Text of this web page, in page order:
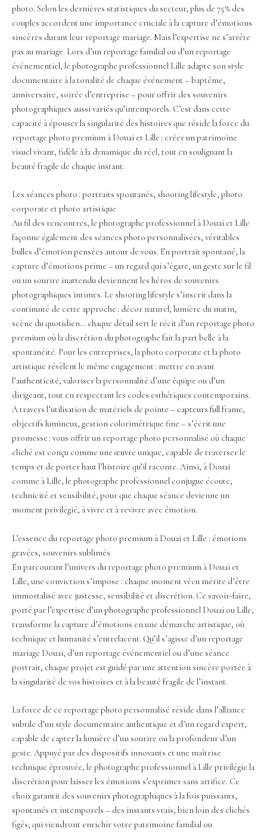
photo. Selon les dernières statistiques du secteur, plus de 75 % des
couples accordent une importance cruciale à la capture d’émotions
sincères durant leur reportage mariage. Mais l’expertise ne s’arrête
pas au mariage. Lors d’un reportage familial ou d’un reportage
événementiel, le photographe professionnel Lille adapte son style
documentaire à la tonalité de chaque événement – baptême,
anniversaire, soirée d’entreprise – pour offrir des souvenirs
photographiques aussi variés qu’intemporels. C’est dans cette
capacité à épouser la singularité des histoires que réside la force du
reportage photo premium à Douai et Lille : créer un patrimoine
visuel vivant, fidèle à la dynamique du réel, tout en soulignant la
beauté fragile de chaque instant.
Les séances photo : portraits spontanés, shooting lifestyle, photo
corporate et photo artistique
Au fil des rencontres, le photographe professionnel à Douai et Lille
façonne également des séances photo personnalisées, véritables
bulles d’émotion pensées autour de vous. En portrait spontané, la
capture d’émotions prime – un regard qui s’égare, un geste sur le fil
ou un sourire inattendu deviennent les héros de souvenirs
photographiques intimes. Le shooting lifestyle s’inscrit dans la
continuité de cette approche : décor naturel, lumière du matin,
scène du quotidien… chaque détail sert le récit d’un reportage photo
premium où la discrétion du photographe fait la part belle à la
spontanéité. Pour les entreprises, la photo corporate et la photo
artistique révèlent le même engagement : mettre en avant
l’authenticité, valoriser la personnalité d’une équipe ou d’un
dirigeant, tout en respectant les codes esthétiques contemporains.
À travers l’utilisation de matériels de pointe – capteurs full frame,
objectifs lumineux, gestion colorimétrique fine – s’écrit une
promesse : vous offrir un reportage photo personnalisé où chaque
cliché est conçu comme une œuvre unique, capable de traverser le
temps et de porter haut l’histoire qu’il raconte. Ainsi, à Douai
comme à Lille, le photographe professionnel conjugue écoute,
technicité et sensibilité, pour que chaque séance devienne un
moment privilégié, à vivre et à revivre avec émotion.
L’essence du reportage photo premium à Douai et Lille : émotions
gravées, souvenirs sublimés
En parcourant l’univers du reportage photo premium à Douai et
Lille, une conviction s’impose : chaque moment vécu mérite d’être
immortalisé avec justesse, sensibilité et discrétion. Ce savoir-faire,
porté par l’expertise d’un photographe professionnel Douai ou Lille,
transforme la capture d’émotions en une démarche artistique, où
technique et humanité s’entrelacent. Qu’il s’agisse d’un reportage
mariage Douai, d’un reportage événementiel ou d’une séance
portrait, chaque projet est guidé par une attention sincère portée à
la singularité de vos histoires et à la beauté fragile de l’instant.
La force de ce reportage photo personnalisé réside dans l’alliance
subtile d’un style documentaire authentique et d’un regard expert,
capable de capter la lumière d’un sourire ou la profondeur d’un
geste. Appuyé par des dispositifs innovants et une maîtrise
technique éprouvée, le photographe professionnel à Lille privilégie la
discrétion pour laisser les émotions s’exprimer sans artifice. Ce
choix garantit des souvenirs photographiques à la fois puissants,
spontanés et intemporels – des instants vrais, bien loin des clichés
figés, qui viendront enrichir votre patrimoine familial ou